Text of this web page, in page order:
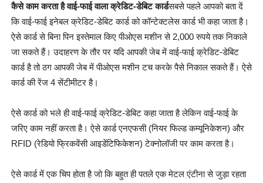
कैसे काम करता है वाई-फाई वाला क्रेडिट-डेबिट कार्डसबसे पहले आपको बता दें
कि वाई-फाई इनेबल क्रेडिट-डेबिट कार्ड को कॉन्टेक्टलेस कार्ड भी कहा जाता है।
ऐसे कार्ड से बिना पिन इस्तेमाल किए पीओएस मशीन से 2,000 रुपये तक निकाले
जा सकते हैं। उदाहरण के तौर पर यदि आपकी जेब में वाई-फाई क्रेडिट-डेबिट
कार्ड है तो ठग आपकी जेब में पीओएस मशीन टच करके पैसे निकाल सकते हैं। ऐसे
कार्ड की रेंज 4 सेंटीमीटर है।
ऐसे कार्ड को भले ही वाई-फाई क्रेडिट-डेबिट कहा जाता है लेकिन वाई-फाई के
जरिए काम नहीं करता है। ऐसे कार्ड एनएफसी (नियर फिल्ड कम्यूनिकेशन) और
RFID (रेडियो फ्रिकवेंसी आइडेंटिफिकेशन) टेक्नोलॉजी पर काम करता है।
ऐसे कार्ड में एक चिप होता है जो कि बहुत ही पतले एक मेटल एंटीना से जुड़ा रहता